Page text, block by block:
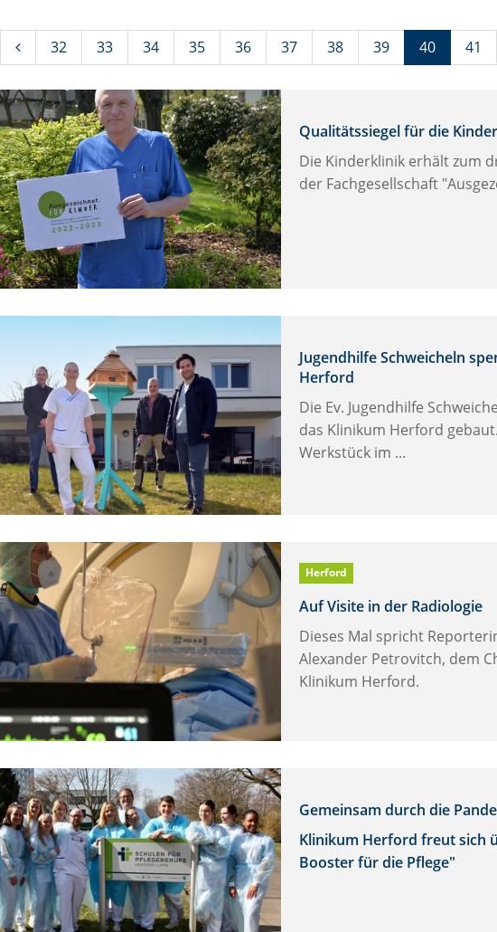
32 33 34 35 36 37 38 39 40(Standort)
41
Qualitätssiegel für die
Die Kinderklinik erhält zum
der Fachgesellschaft
Jugendhilfe Schweicheln
Herford
Die Ev. Jugendhilfe
das Klinikum Herford
Werkstück im ...
Herford
Auf Visite in der Radiologie
Dieses Mal spricht
Alexander Petrovitch, dem
Klinikum Herford.
Gemeinsam durch die
Klinikum Herford freut sich
Booster für die Pflege"